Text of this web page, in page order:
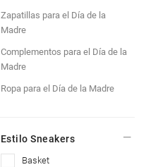
Zapatillas para el Día de la
Madre
Complementos para el Día de la
Madre
Ropa para el Día de la Madre
Estilo Sneakers
basket